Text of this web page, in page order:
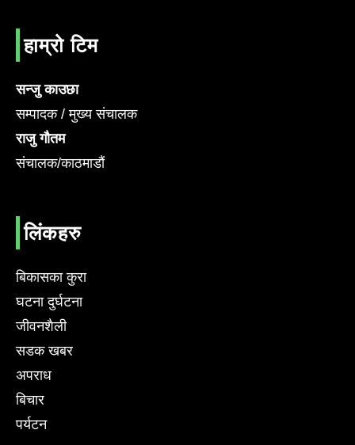
हाम्रो टिम
सन्जु काउछा
सम्पादक / मुख्य संचालक
राजु गौतम
संचालक/काठमाडौं
लिंकहरु
बिकासका कुरा
घटना दुर्घटना
जीवनशैली
सडक खबर
अपराध
बिचार
पर्यटन